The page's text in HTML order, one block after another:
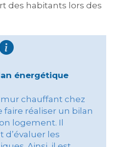
des habitants lors des
énergétique
chauffant chez
faire réaliser un bilan
logement. Il
les